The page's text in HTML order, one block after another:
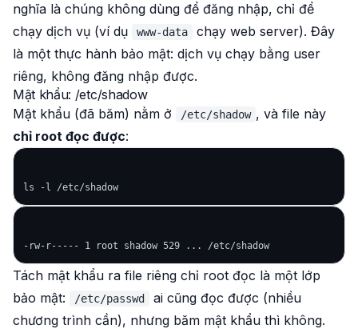
nghĩa là chúng không dùng để đăng nhập, chỉ để
chạy dịch vụ (ví dụ
www-data
chạy web server). Đây
là một thực hành bảo mật: dịch vụ chạy bằng user
riêng, không đăng nhập được.
Mật khẩu: /etc/shadow
Mật khẩu (đã băm) nằm ở
/etc/shadow , và file này
chỉ root đọc được:
Tách mật khẩu ra file riêng chỉ root đọc là một lớp
bảo mật:
/etc/passwd
ai cũng đọc được (nhiều
chương trình cần), nhưng băm mật khẩu thì không.